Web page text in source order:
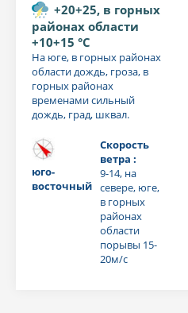
+20+25, в горных
районах области
+10+15 °C
На юге, в горных районах
области дождь, гроза, в
горных районах
временами сильный
дождь, град, шквал.
юго-
восточный
Скорость
ветра :
9-14, на
севере, юге,
в горных
районах
области
порывы 15-
20м/с